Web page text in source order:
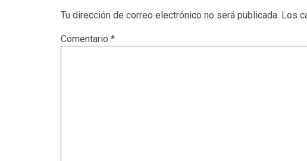
Tu dirección de correo electrónico no será publicada. Los
Comentario *